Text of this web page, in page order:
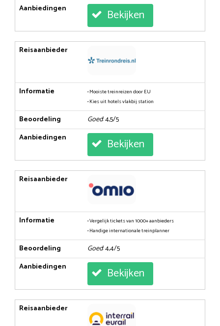
Aanbiedingen Bekijken
Reisaanbieder
Informatie
• Mooiste treinreizen door EU
• Kies uit hotels vlakbij station
Beoordeling Goed: 4,5/5
Aanbiedingen
Bekijken
Reisaanbieder
Informatie
• Vergelijk tickets van 1000+ aanbieders
• Handige internationale treinplanner
Beoordeling Goed: 4,4/5
Aanbiedingen
Bekijken
Reisaanbieder